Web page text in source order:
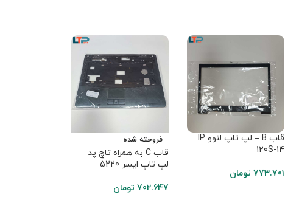
قاب B – لپ تاپ لنوو IP
120S-14
773.701 تومان
فروخته شده
قاب C به همراه تاچ پد –
لپ تاپ ایسر 5220
702.647 تومان